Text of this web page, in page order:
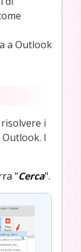
a Outlook
i
I
"Cerca".